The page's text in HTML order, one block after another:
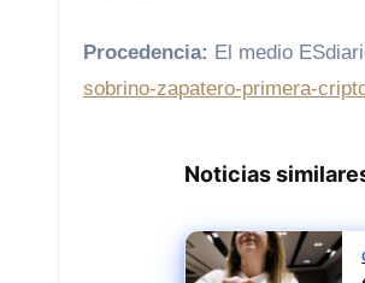
Procedencia: El medio
sobrino-zapatero-primera-
Noticias